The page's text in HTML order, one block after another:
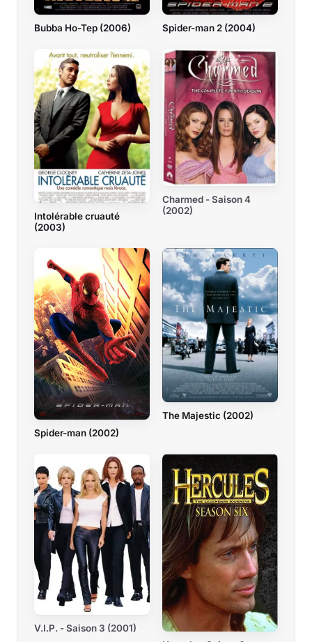
Bubba Ho-Tep (2006) Spider-man 2 (2004)
Intolérable cruauté
(2003)
Charmed - Saison 4
(2002)
Spider-man (2002)
The Majestic (2002)
V.I.P. - Saison 3 (2001)